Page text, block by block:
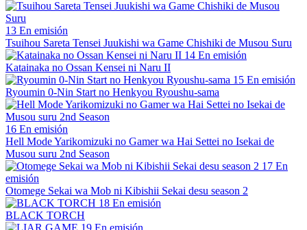
13 En emisión
Tsuihou Sareta Tensei Juukishi wa Game Chishiki de Musou Suru
14 En emisión
Katainaka no Ossan Kensei ni Naru II
15 En emisión
Ryoumin 0-Nin Start no Henkyou Ryoushu-sama
16 En emisión
Hell Mode Yarikomizuki no Gamer wa Hai Settei no Isekai de
Musou suru 2nd Season
17 En
emisión
Otomege Sekai wa Mob ni Kibishii Sekai desu season 2
18 En emisión
BLACK TORCH
19 En emisión